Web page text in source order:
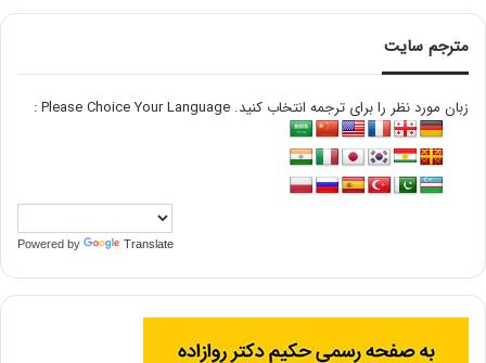
زبان مورد نظر را برای ترجمه انتخاب کنید. Please Choice Your Language :
Powered by Translate